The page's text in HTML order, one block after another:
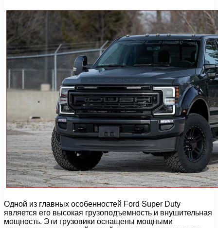
Одной из главных особенностей Ford Super Duty
является его высокая грузоподъемность и внушительная
мощность. Эти грузовики оснащены мощными